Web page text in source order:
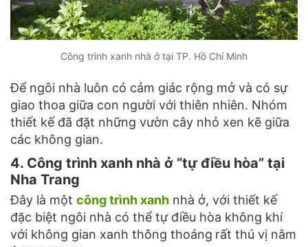
Công trình xanh nhà ở tại TP. Hồ Chí Minh
Để ngôi nhà luôn có cảm giác rộng mở và có sự
giao thoa giữa con người với thiên nhiên. Nhóm
thiết kế đã đặt những vườn cây nhỏ xen kẽ giữa
các không gian.
4. Công trình xanh nhà ở “tự điều hòa” tại
Nha Trang
Đây là một công trình xanh nhà ở, với thiết kế
đặc biệt ngôi nhà có thể tự điều hòa không khí
với không gian xanh thông thoáng rất thú vị nằm